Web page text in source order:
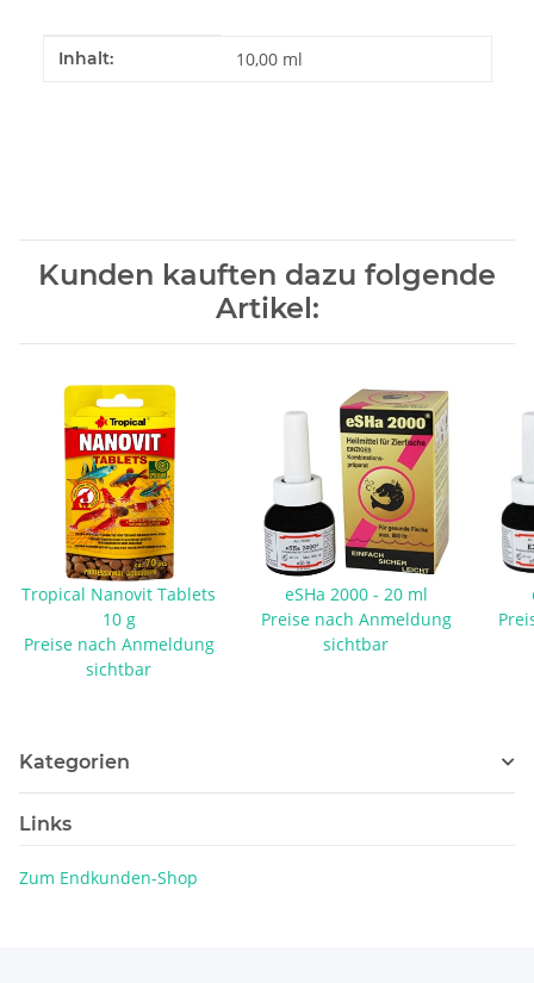
Produkteigenschaft
Wert
Inhalt: 10,00 ml
Kunden kauften dazu folgende
Artikel:
Tropical Nanovit Tablets
10 g
Preise nach Anmeldung
sichtbar
eSHa 2000 - 20 ml
Preise nach Anmeldung
sichtbar
Kategorien
Links
Zum Endkunden-Shop